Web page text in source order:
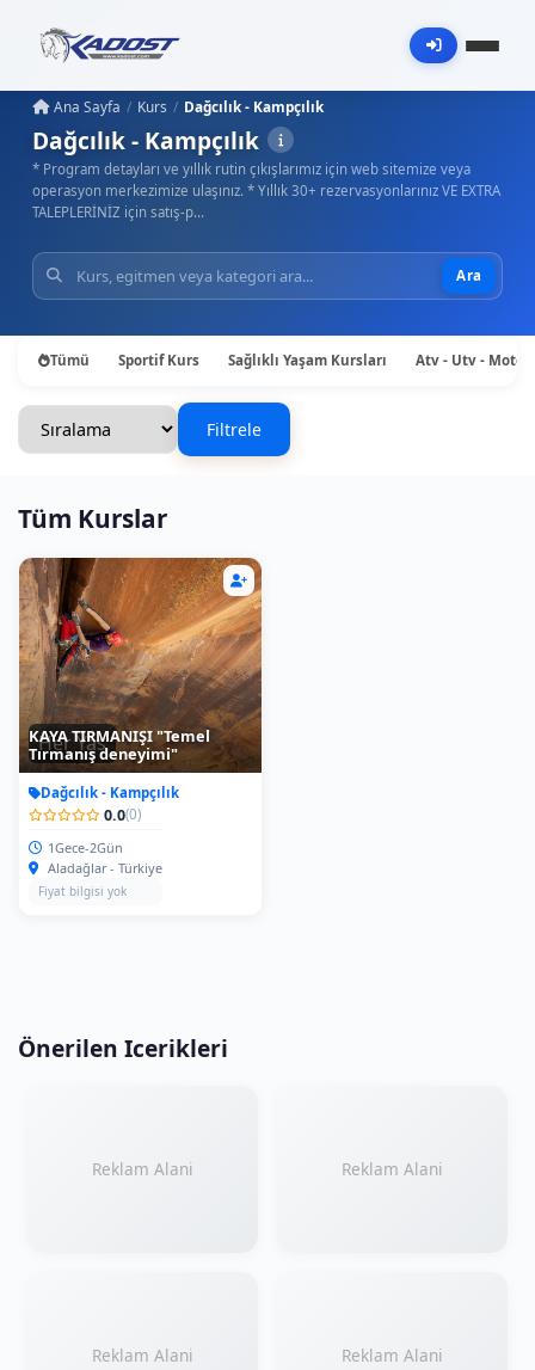
Ana Sayfa Kurs Dağcılık - Kampçılık
Dağcılık - Kampçılık
* Program detayları ve yıllık rutin çıkışlarımız için web sitemize veya
operasyon merkezimize ulaşınız. * Yıllık 30+ rezervasyonlarınız VE EXTRA
TALEPLERİNİZ için satış-p…
Ara
Tümü Sportif Kurs Sağlıklı Yaşam Kursları Atv - Utv -
Filtrele
Tüm Kurslar
Her Yas
KAYA TIRMANIŞI "Temel
Tırmanış deneyimi"
Dağcılık - Kampçılık
0.0(0)
1Gece-2Gün
Aladağlar - Türkiye
Fiyat bilgisi yok
Önerilen Icerikleri
Reklam Alani Reklam Alani
Reklam Alani Reklam Alani